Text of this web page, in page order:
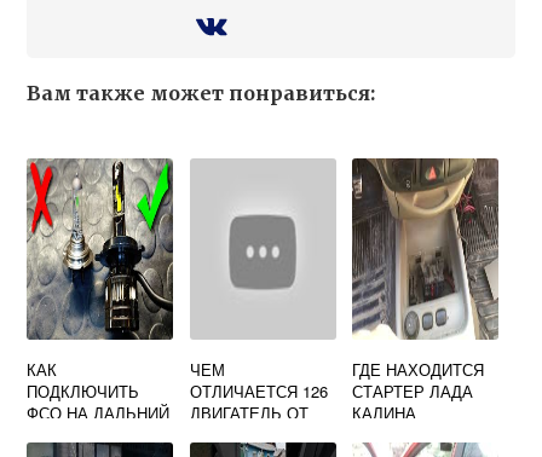
Вам также может понравиться:
КАК
ПОДКЛЮЧИТЬ
ФСО НА ДАЛЬНИЙ
ЧЕМ
ОТЛИЧАЕТСЯ 126
ДВИГАТЕЛЬ ОТ
ГДЕ НАХОДИТСЯ
СТАРТЕР ЛАДА
КАЛИНА